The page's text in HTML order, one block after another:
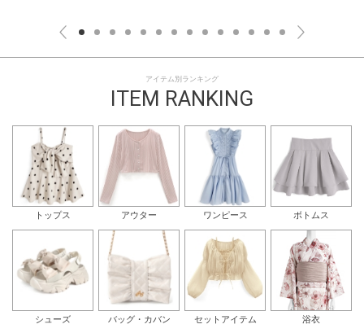
アイテム別ランキング
ITEM RANKING
トップス アウター ワンピース ボトムス
シューズ バッグ・カバン セットアイテム 浴衣